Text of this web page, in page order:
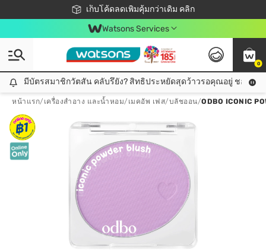
เก็บโค้ดลดเพิ่มคุ้มกว่าเดิม คลิก
ชอปออนไลน์ครั้งแรก ลดเพิ่มจุก ๆ 10%! 🎉
📦ส่งฟรี! เมื่อชอป 499฿
สมาชิกวัตสัน คลับดียังไง?
Watsons Services
0
มีบัตรสมาชิกวัตสัน คลับรึยัง? สิทธิประหยัดสุดว้าวรอคุณอยู่ ชอปคุ้มกว่าเดิม คลิก!
มีบัตรสมาชิกวัตสัน คลับรึยัง? สิทธิประหยัดสุดว้าวรอคุณอยู่ ชอปคุ้มก
หน้าแรก/ เครื่องสำอาง และน้ำหอม/ เมคอัพ เฟส/บลัชออน/ODBO ICONIC